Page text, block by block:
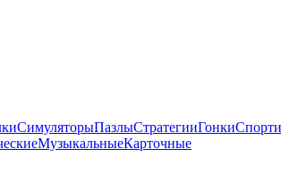
СимуляторыПазлыСтратегииГонки
МузыкальныеКарточные